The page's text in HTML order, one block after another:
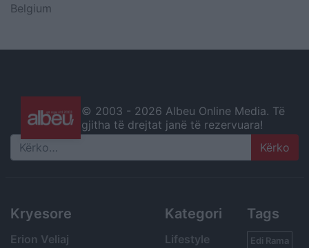
Belgium
© 2003 - 2026 Albeu Online Media. Të
gjitha të drejtat janë të rezervuara!
Search
Kryesore
Erion Veliaj
Kategori
Lifestyle
Tags
Edi Rama